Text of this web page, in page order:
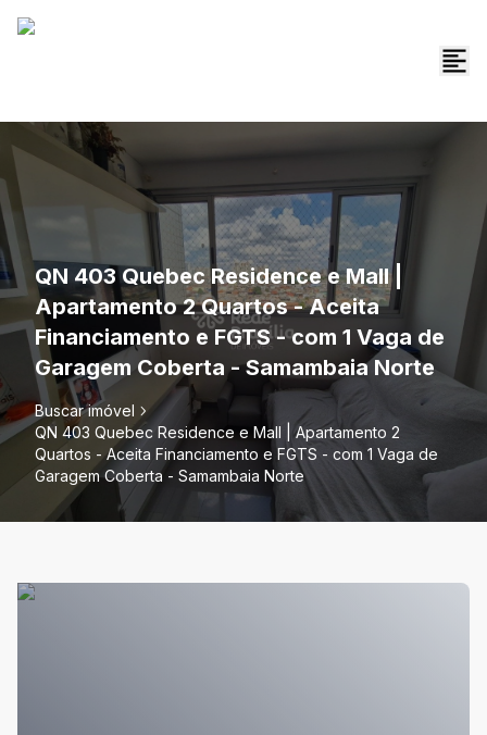
QN 403 Quebec Residence e Mall |
Apartamento 2 Quartos - Aceita
Financiamento e FGTS - com 1 Vaga de
Garagem Coberta - Samambaia Norte
Buscar imóvel
QN 403 Quebec Residence e Mall | Apartamento 2
Quartos - Aceita Financiamento e FGTS - com 1 Vaga de
Garagem Coberta - Samambaia Norte